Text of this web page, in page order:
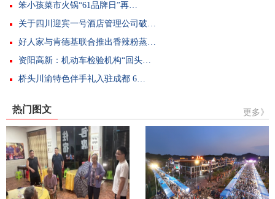
笨小孩菜市火锅“61品牌日”再…
关于四川迎宾一号酒店管理公司破…
好人家与肯德基联合推出香辣粉蒸…
资阳高新：机动车检验机构“回头…
桥头川渝特色伴手礼入驻成都 6…
热门图文 更多》